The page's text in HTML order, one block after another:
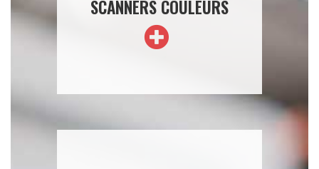
SCANNERS COULEURS